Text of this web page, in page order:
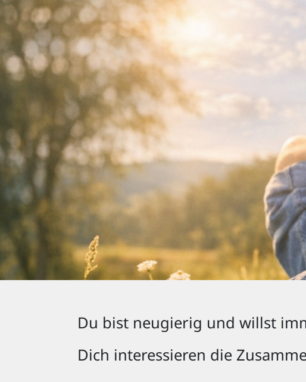
Du bist neugierig und willst
Dich interessieren die